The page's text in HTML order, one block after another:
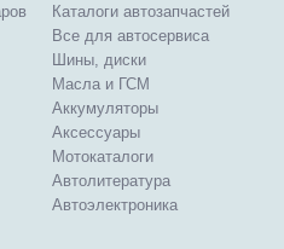
Каталоги автозапчастей
Все для автосервиса
Шины, диски
Масла и ГСМ
Аккумуляторы
Аксессуары
Мотокаталоги
Автолитература
Автоэлектроника